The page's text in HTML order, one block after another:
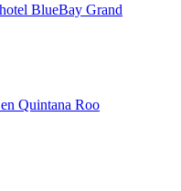
BlueBay Grand
Quintana Roo